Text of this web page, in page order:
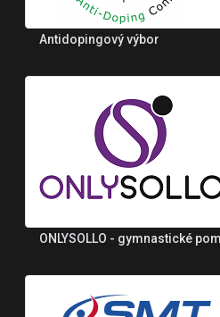
Antidopingový výbor
ONLYSOLLO - gymnastické